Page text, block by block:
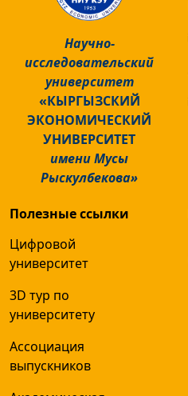
Научно-
исследовательский
университет
«КЫРГЫЗСКИЙ
ЭКОНОМИЧЕСКИЙ
УНИВЕРСИТЕТ
имени Мусы
Рыскулбекова»
Полезные ссылки
Цифровой
университет
3D тур по
университету
Ассоциация
выпускников